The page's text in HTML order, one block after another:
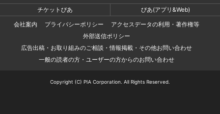
チケットぴあ
ぴあ(アプリ&Web)
会社案内
プライバシーポリシー
アクセスデータの利用・著作権等
外部送信ポリシー
広告出稿・お取り組みのご相談・情報掲載・その他お問い合わせ
一般の読者の方・ユーザーの方からのお問い合わせ
Copyright (C) PIA Corporation. All Rights Reserved.